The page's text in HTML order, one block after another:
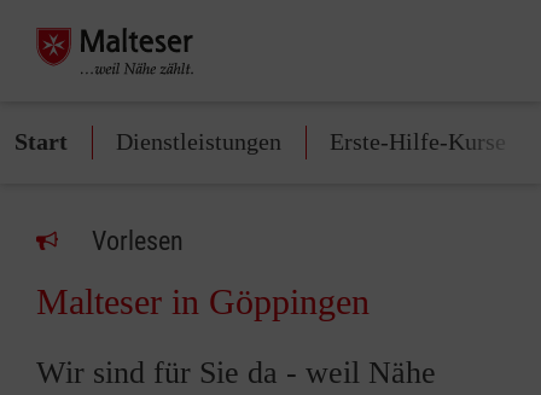
Start Dienstleistungen Erste-Hilfe-Kurse
Vorlesen
Malteser in Göppingen
Wir sind für Sie da - weil Nähe